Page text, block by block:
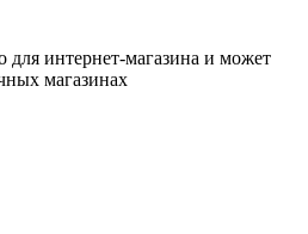
для интернет-магазина и может
магазинах